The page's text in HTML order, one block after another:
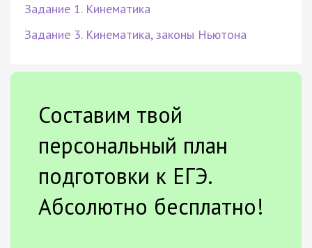
Задание 1. Кинематика
Задание 3. Кинематика, законы Ньютона
Составим твой
персональный план
подготовки к ЕГЭ.
Абсолютно бесплатно!